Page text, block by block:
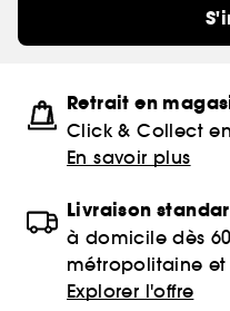
Retrait en
Click & Collect
En savoir plus
Livraison
à domicile dès
métropolitaine
Explorer l'offre